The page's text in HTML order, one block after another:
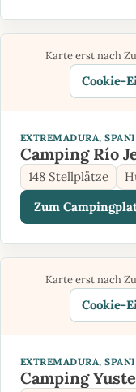
Karte erst nach
Cookie-
EXTREMADURA,
Camping Río
148 Stellplätze
Zum
Karte erst nach
Cookie-
EXTREMADURA,
Camping Yuste